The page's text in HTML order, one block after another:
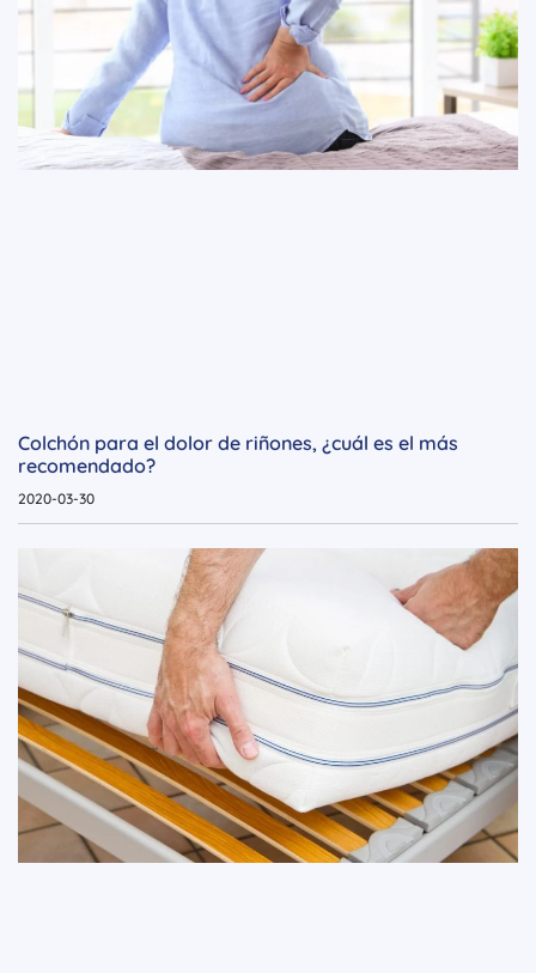
Colchón para el dolor de riñones, ¿cuál es el más
recomendado?
2020-03-30